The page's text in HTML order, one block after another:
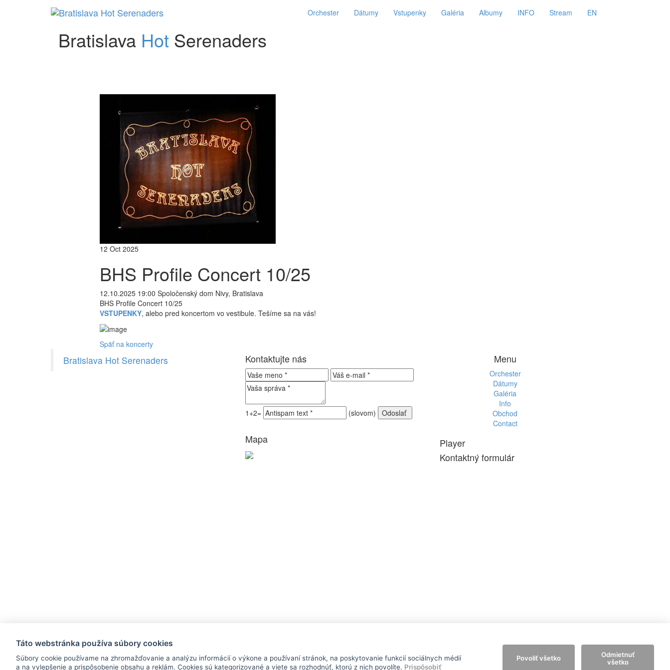
Orchester Dátumy Vstupenky Galéria Albumy INFO Stream EN
Bratislava Hot Serenaders
12 Oct 2025
BHS Profile Concert 10/25
12.10.2025 19:00 Spoločenský dom Nivy, Bratislava
BHS Profile Concert 10/25
VSTUPENKY, alebo pred koncertom vo vestibule. Tešíme sa na vás!
Späť na koncerty
Bratislava Hot Serenaders Kontaktujte nás
1+2= (slovom)
Mapa
Menu
Orchester
Dátumy
Galéria
Info
Obchod
Contact
Player
Kontaktný formulár
Táto webstránka používa súbory cookies
Súbory cookie používame na zhromažďovanie a analýzu informácií o výkone a používaní stránok, na poskytovanie funkcií sociálnych médií
a na vylepšenie a prispôsobenie obsahu a reklám. Cookies sú kategorizované a viete sa rozhodnúť, ktorú z nich povolíte. Prispôsobiť
Povoliť všetko
Odmietnuť
všetko